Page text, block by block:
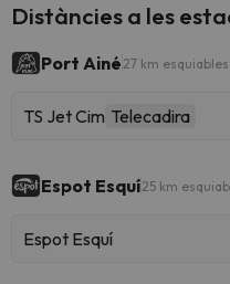
Distàncies a les
Port Ainé 27 km esquiables
TS Jet Cim Telecadira
Espot Esquí25 km
Espot Esquí